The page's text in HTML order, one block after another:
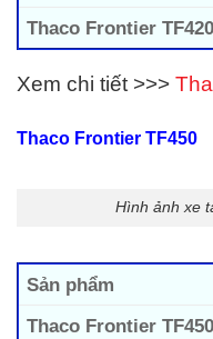
Thaco Frontier TF420
Xem chi tiết >>>
Thaco Frontier TF450
Hình ảnh xe
Sản phẩm
Thaco Frontier TF450